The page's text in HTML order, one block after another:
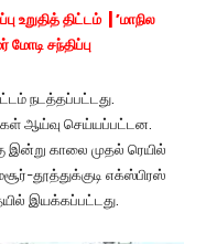
உறுதித் திட்டம் | ’மாநில
சந்திப்பு
நடத்தப்பட்டது.
ஆய்வு செய்யப்பட்டன.
இன்று காலை முதல் ரெயில்
தூத்துக்குடி எக்ஸ்பிரஸ்
இயக்கப்பட்டது.